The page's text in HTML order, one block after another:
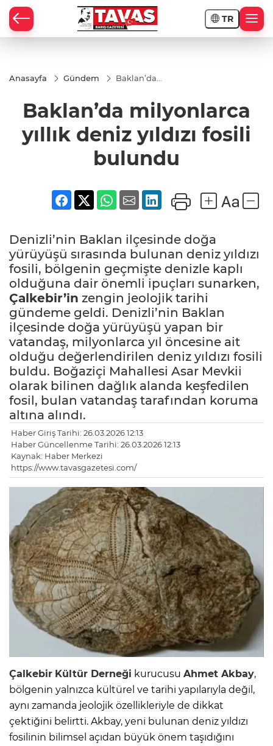
TR
Anasayfa Gündem
Baklan’da
yıldızı fosili
bulundu
Baklan’da milyonlarca
yıllık deniz yıldızı fosili
bulundu
Denizli’nin Baklan ilçesinde doğa
yürüyüşü sırasında bulunan deniz yıldızı
fosili, bölgenin geçmişte denizle kaplı
olduğuna dair önemli ipuçları sunarken,
Çalkebir’in zengin jeolojik tarihi
gündeme geldi. Denizli’nin Baklan
ilçesinde doğa yürüyüşü yapan bir
vatandaş, milyonlarca yıl öncesine ait
olduğu değerlendirilen deniz yıldızı fosili
buldu. Boğaziçi Mahallesi Asar Mevkii
olarak bilinen dağlık alanda keşfedilen
fosil, bulan vatandaş tarafından koruma
altına alındı.
Haber Giriş Tarihi: 26.03.2026 12:13
Haber Güncellenme Tarihi: 26.03.2026 12:13
Kaynak: Haber Merkezi
https://www.tavasgazetesi.com/
Çalkebir Kültür Derneği kurucusu Ahmet Akbay,
bölgenin yalnızca kültürel ve tarihi yapılarıyla değil,
aynı zamanda jeolojik özellikleriyle de dikkat
çektiğini belirtti. Akbay, yeni bulunan deniz yıldızı
fosilinin bilimsel açıdan büyük önem taşıdığını